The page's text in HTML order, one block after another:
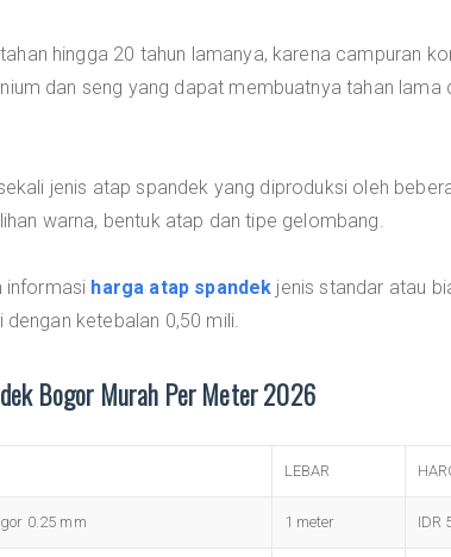
hingga 20 tahun lamanya, karena campuran
dan seng yang dapat membuatnya tahan lama
jenis atap spandek yang diproduksi oleh
warna, bentuk atap dan tipe gelombang.
informasi harga atap spandek jenis standar atau
ketebalan 0,50 mili.
Bogor Murah Per Meter 2026
LEBAR
0.25 mm 1 meter IDR